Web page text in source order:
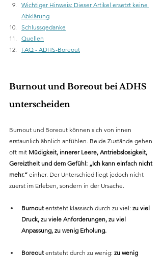
Wichtiger Hinweis: Dieser Artikel ersetzt keine
Abklärung
Schlussgedanke
Quellen
FAQ - ADHS-Boreout
Burnout und Boreout bei ADHS
unterscheiden
Burnout und Boreout können sich von innen
erstaunlich ähnlich anfühlen. Beide Zustände gehen
oft mit Müdigkeit, innerer Leere, Antriebslosigkeit,
Gereiztheit und dem Gefühl: „Ich kann einfach nicht
mehr.“ einher. Der Unterschied liegt jedoch nicht
zuerst im Erleben, sondern in der Ursache.
Burnout entsteht klassisch durch zu viel: zu viel
Druck, zu viele Anforderungen, zu viel
Anpassung, zu wenig Erholung.
Boreout entsteht durch zu wenig: zu wenig